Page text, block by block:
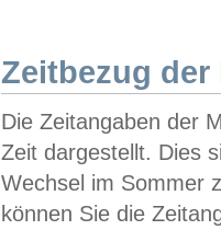
Zeitbezug der
Die Zeitangaben der
Zeit dargestellt. Dies
Wechsel im Sommer
können Sie die